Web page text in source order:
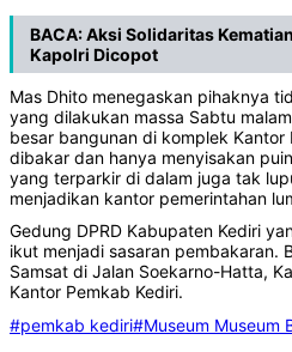
BACA:Aksi Solidaritas
Kapolri Dicopot
Mas Dhito menegaskan pihaknya
yang dilakukan massa Sabtu
besar bangunan di komplek Kantor
dibakar dan hanya menyisakan
yang terparkir di dalam juga tak
menjadikan kantor pemerintahan
Gedung DPRD Kabupaten Kediri
ikut menjadi sasaran pembakaran.
Samsat di Jalan Soekarno-Hatta,
Kantor Pemkab Kediri.
#pemkab kediri#Museum Museum